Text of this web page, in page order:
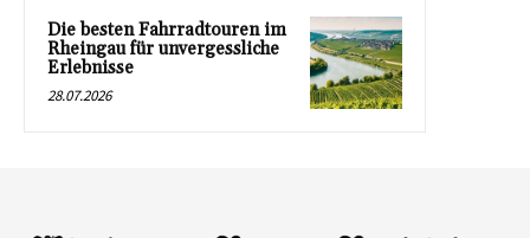
Die besten Fahrradtouren im
Rheingau für unvergessliche
Erlebnisse
28.07.2026